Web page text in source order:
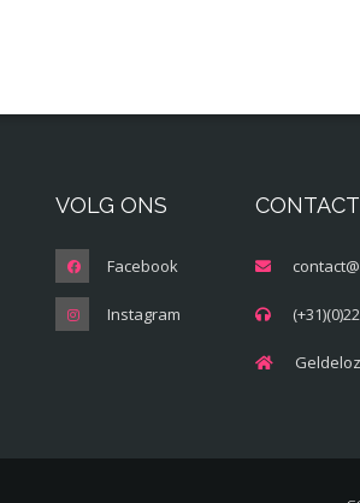
VOLG ONS
Facebook
Instagram